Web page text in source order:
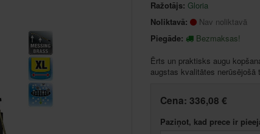
Ražotājs: Gloria
Noliktavā:
Nav noliktavā
Piegāde:
Bezmaksas!
Ērts un praktisks augu
augstas kvalitātes nerūsējošā
Cena: 336,08 €
Paziņot, kad prece ir